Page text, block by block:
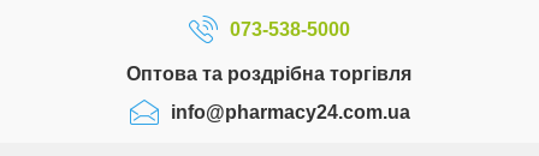
073-538-5000
Оптова та роздрібна торгівля
info@pharmacy24.com.ua